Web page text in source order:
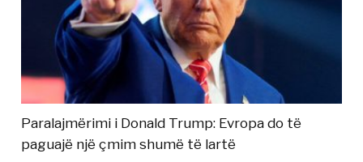
Paralajmërimi i Donald Trump: Evropa do të
paguajë një çmim shumë të lartë